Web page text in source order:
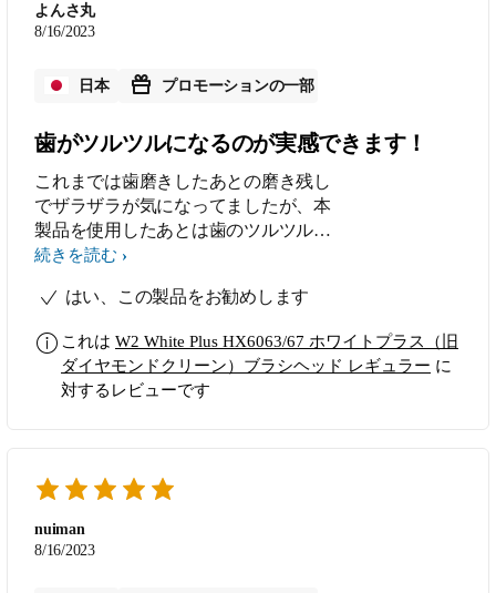
よんさ丸
8/16/2023
日本 プロモーションの一部
歯がツルツルになるのが実感できます！
これまでは歯磨きしたあとの磨き残し
でザラザラが気になってましたが、本
製品を使用したあとは歯のツルツルが
してるなと感じます。
続きを読む
はい、この製品をお勧めします
これは W2 White Plus HX6063/67 ホワイトプラス（旧
ダイヤモンドクリーン）ブラシヘッド レギュラー に
対するレビューです
nuiman
8/16/2023